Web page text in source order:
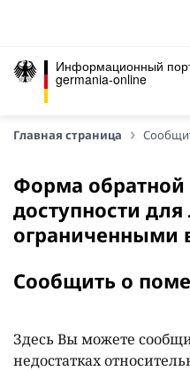
Информационный
germania-online
Главная страница
Форма обратной
доступности
ограниченными
Сообщить о
Здесь Вы можете
недостатках